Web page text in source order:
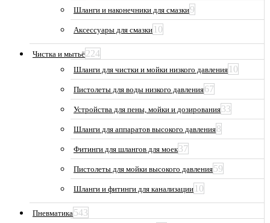
Шланги и наконечники для смазки9
Аксессуары для смазки 10
Чистка и мытьё224
Шланги для чистки и мойки низкого давления 10
Пистолеты для воды низкого давления67
Устройства для пены, мойки и дозирования33
Шланги для аппаратов высокого давления8
Фитинги для шлангов для моек37
Пистолеты для мойки высокого давления59
Шланги и фитинги для канализации 10
Пневматика543